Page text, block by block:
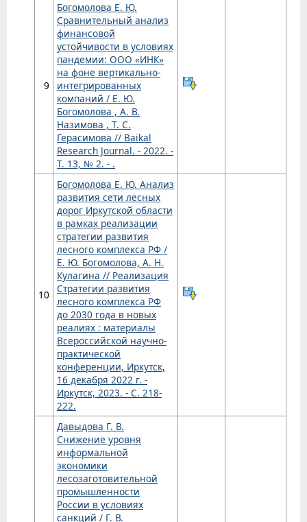
9
Богомолова Е. Ю.
Сравнительный анализ
финансовой
устойчивости в условиях
пандемии: ООО «ИНК»
на фоне вертикально-
интегрированных
компаний / Е. Ю.
Богомолова , А. В.
Назимова , Т. С.
Герасимова // Baikal
Research Journal. - 2022. -
Т. 13, № 2. - .
10
Богомолова Е. Ю. Анализ
развития сети лесных
дорог Иркутской области
в рамках реализации
стратегии развития
лесного комплекса РФ /
Е. Ю. Богомолова, А. Н.
Кулагина // Реализация
Стратегии развития
лесного комплекса РФ
до 2030 года в новых
реалиях : материалы
Всероссийской научно-
практической
конференции, Иркутск,
16 декабря 2022 г. -
Иркутск, 2023. - С. 218-
222.
Давыдова Г. В.
Снижение уровня
информальной
экономики
лесозаготовительной
промышленности
России в условиях
санкций / Г. В.